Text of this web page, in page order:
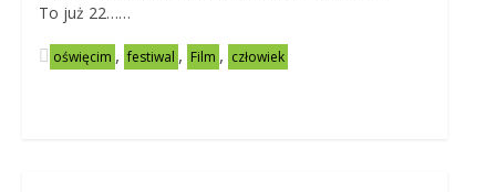
To już 22……
oświęcim , festiwal , Film , człowiek